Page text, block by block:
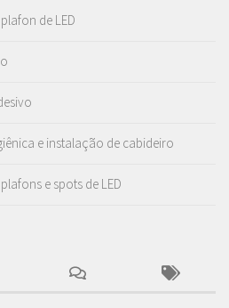
de LED
e instalação de cabideiro
e spots de LED